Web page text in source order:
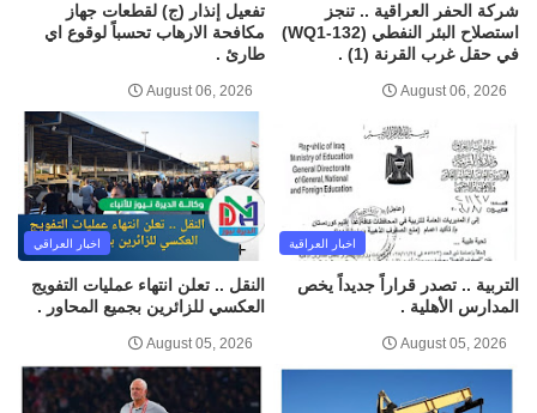
شركة الحفر العراقية .. تنجز
استصلاح البئر النفطي (WQ1-132)
في حقل غرب القرنة (1) .
August 06, 2026
تفعيل إنذار (ج) لقطعات جهاز
مكافحة الارهاب تحسباً لوقوع اي
طارئ .
August 06, 2026
اخبار العراقية
التربية .. تصدر قراراً جديداً يخص
المدارس الأهلية .
August 05, 2026
اخبار العراقي
النقل .. تعلن انتهاء عمليات التفويج
العكسي للزائرين بجميع المحاور .
August 05, 2026